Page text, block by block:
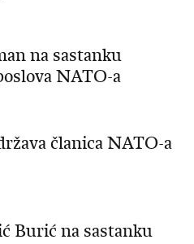
na sastanku
NATO-a
članica NATO-a
Burić na sastanku